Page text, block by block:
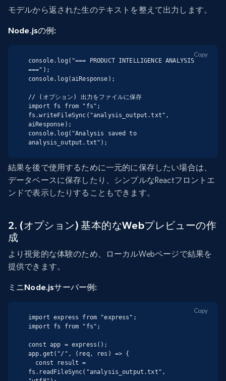
モデルから返された生のテキストを整えて出力します。
Node.jsの例:
console.log("=== PRODUCT INTELLIGENCE ANALYSIS
===");
console.log(aiResponse);
// (オプション) 出力をファイルに保存
import fs from "fs";
fs.writeFileSync("analysis_output.txt",
aiResponse);
console.log("Analysis saved to
analysis_output.txt");
Copy
結果を後で使用するために一元的に保存したい場合は、
データベースに保存したり、シンプルなReactフロントエ
ンドで表示したりすることもできます。
2. (オプション) 基本的なWebプレビューの作
成
より視覚的な体験のため、ローカルWebページで結果を
提供できます。
ミニNode.jsサーバー例:
import express from "express";
import fs from "fs";
const app = express();
app.get("/", (req, res) => {
fs.readFileSync("analysis_output.txt",
Copy